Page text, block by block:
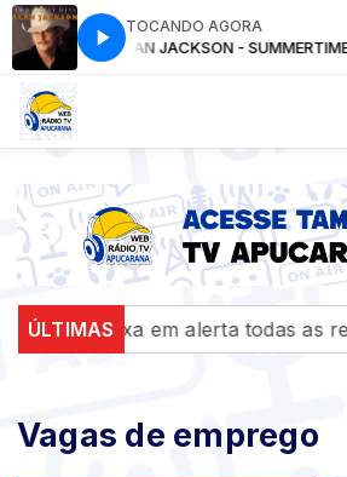
TOCANDO AGORA
ALAN JACKSON - SUMMERTIME
ÚLTIMAS
em alerta todas as regiões do
Vagas de emprego